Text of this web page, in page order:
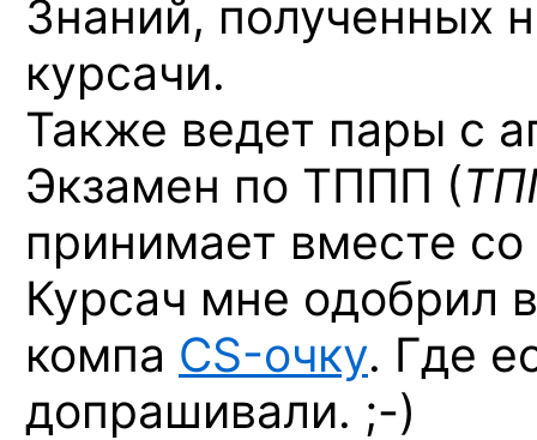
Знаний, полученных
курсачи.
Также ведет пары с
Экзамен по ТППП (
принимает вместе со
Курсач мне одобрил
компа CS-очку. Где
допрашивали. ;-)